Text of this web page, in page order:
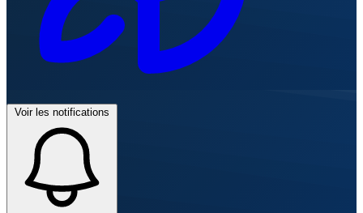
Voir les notifications